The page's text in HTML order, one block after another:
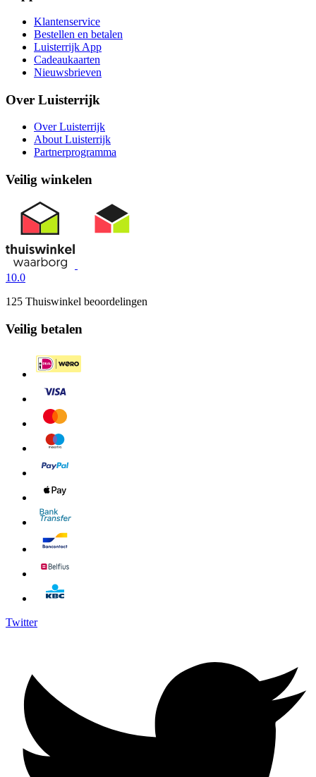
Klantenservice
Bestellen en betalen
Luisterrijk App
Cadeaukaarten
Nieuwsbrieven
Over Luisterrijk
Over Luisterrijk
About Luisterrijk
Partnerprogramma
Veilig winkelen
10.0
125 Thuiswinkel beoordelingen
Veilig betalen
Twitter